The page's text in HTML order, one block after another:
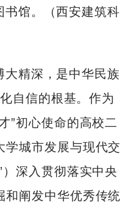
书馆。（西安建筑科
大精深，是中华民族
自信的根基。作为
”初心使命的高校二
学城市发展与现代交
深入贯彻落实中央
和阐发中华优秀传统